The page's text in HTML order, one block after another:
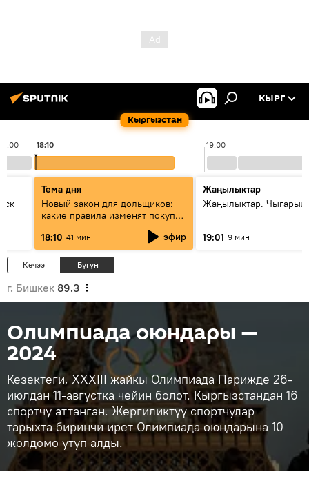
Кыргызстан
КЫРГ
18:00 19:00
18:10
Тема дня
Новый закон для дольщиков:
какие правила изменят покупку
18:10 41 мин эфир
Жаңылыктар
Жаңылыктар.
19:01 9 мин
Кечээ Бүгүн
г. Бишкек 89.3
Олимпиада оюндары —
2024
Кезектеги, XXXIII жайкы Олимпиада Парижде 26-
июлдан 11-августка чейин болот. Кыргызстандан 16
спортчу аттанган. Жергиликтүү спортчулар
тарыхта биринчи ирет Олимпиада оюндарына 10
жолдомо утуп алды.